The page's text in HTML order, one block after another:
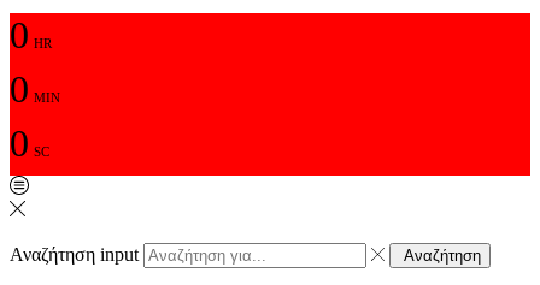
0 HR
0 MIN
0 SC
Αναζήτηση input Αναζήτηση